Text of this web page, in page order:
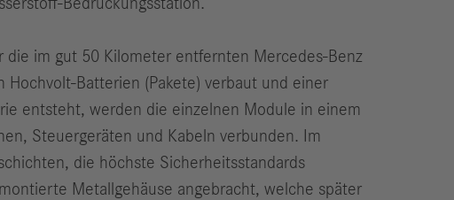
Bedruckungsstation.
im gut 50 Kilometer entfernten Mercedes-Benz
Batterien (Pakete) verbaut und einer
entsteht, werden die einzelnen Module in einem
Steuergeräten und Kabeln verbunden. Im
die höchste Sicherheitsstandards
Metallgehäuse angebracht, welche später